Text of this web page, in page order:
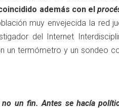
además con el
muy envejecida la red
del Internet
un termómetro y un sondeo
un fin. Antes se hacía